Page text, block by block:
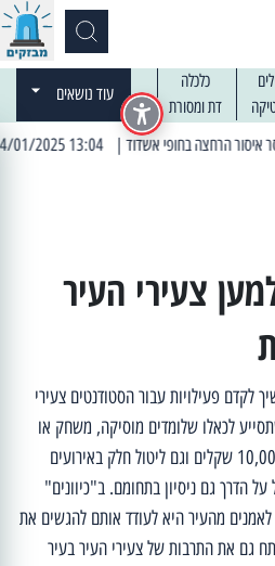
כלכלה
דת ומסורת
עוד נושאים
| 13:04 14/01/2025 עובדים בלילות: עבודות קרצוף וריבוד אספלט
צעירי העיר
לקדם פעילויות עבור הסטודנטים צעירי
לכאלו שלומדים מוסיקה, משחק או
הפקה ויוכלו גם לקבל מענק של 10,000 שקלים וגם ליטול חלק באירועים
על הדרך גם ניסיון בתחומם. ב"כיוונים"
מהעיר היא לעודד אותם להגשים את
גם את התרבות של צעירי העיר בעיר